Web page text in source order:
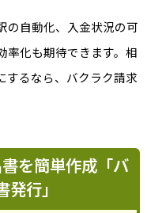
の自動化、入金状況の可
率化も期待できます。相
するなら、バクラク請求
を簡単作成「バ
行」